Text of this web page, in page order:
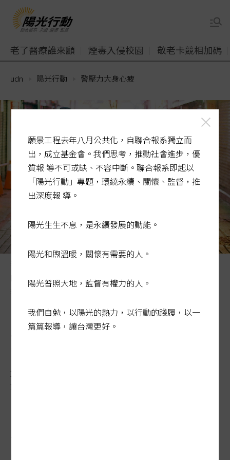
老了醫療誰來顧 煙毒入侵校園 敬老卡競相加碼
udn 陽光行動 警壓力大身心疲
警察工作高壓、繁重，實務上有多數員警面臨情緒困擾
時，通常不願主動尋求諮商協助。圖非新聞當事人。記者
李隆揆／攝影
工作高壓、機關生態封閉 警
察成憂鬱高風險族群
2024-02-03 02:28:07
聯合報 / 記者李奕昕／台北報導
兩名警員今年初接連自殺，警察身心健康受
願景工程去年八月公共化，自聯合報系獨立而
出，成立基金會。我們思考，推動社會進步，優
質報 導不可或缺、不容中斷。聯合報系即起以
「陽光行動」專題，環繞永續、關懷、監督，推
出深度報 導。
陽光生生不息，是永續發展的動能。
陽光和煦溫暖，關懷有需要的人。
陽光普照大地，監督有權力的人。
我們自勉，以陽光的熱力，以行動的踐履，以一
篇篇報導，讓台灣更好。